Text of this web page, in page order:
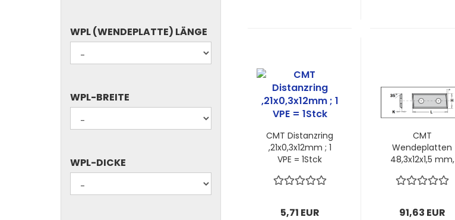
CMT Distanzring
,21x0,3x12mm ; 1
VPE = 1Stck
5,71 EUR
CMT
Wendeplatten
48,3x12x1,5 mm,
91,63 EUR
WPL
(WENDEPLATTE)
LÄNGE
WPL (WENDEPLATTE) LÄNGE
WPL-
BREITE
WPL-BREITE
WPL-
DICKE
WPL-DICKE